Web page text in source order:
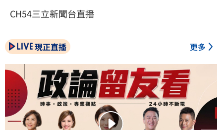
CH54三立新聞台直播
現正直播 更多